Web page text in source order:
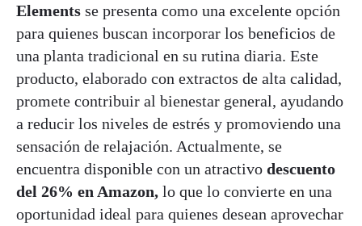
Elements se presenta como una excelente opción
para quienes buscan incorporar los beneficios de
una planta tradicional en su rutina diaria. Este
producto, elaborado con extractos de alta calidad,
promete contribuir al bienestar general, ayudando
a reducir los niveles de estrés y promoviendo una
sensación de relajación. Actualmente, se
encuentra disponible con un atractivo descuento
del 26% en Amazon, lo que lo convierte en una
oportunidad ideal para quienes desean aprovechar